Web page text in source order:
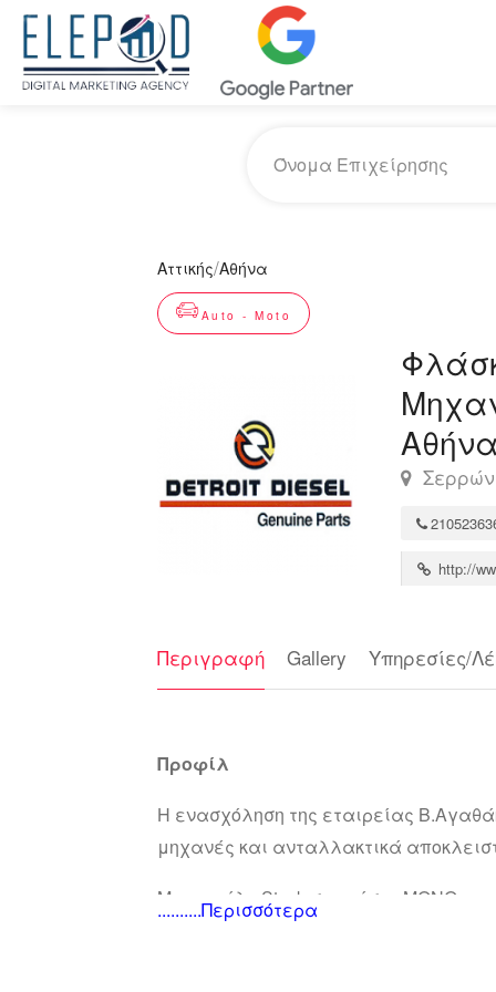
Αττικής/Αθήνα
Auto - Moto
Αθήνα
Σερρών
http://
Περιγραφή Gallery Υπηρεσίες/
Προφίλ
H ενασχόληση της εταιρείας
μηχανές και ανταλλακτικά
Με μεγάλο Stock σε γνήσια ΜΟΝΟ
εξουσιοδοτημένοι Dealer με κωδικό
..........Περισσότερα